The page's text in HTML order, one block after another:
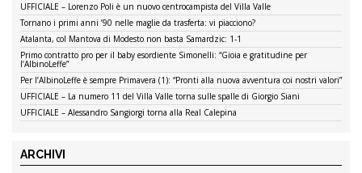
UFFICIALE – Lorenzo Poli è un nuovo centrocampista del Villa Valle
Tornano i primi anni ’90 nelle maglie da trasferta: vi piacciono?
Atalanta, col Mantova di Modesto non basta Samardzic: 1-1
Primo contratto pro per il baby esordiente Simonelli: “Gioia e gratitudine per
l’AlbinoLeffe”
Per l’AlbinoLeffe è sempre Primavera (1): “Pronti alla nuova avventura coi nostri valori”
UFFICIALE – La numero 11 del Villa Valle torna sulle spalle di Giorgio Siani
UFFICIALE – Alessandro Sangiorgi torna alla Real Calepina
ARCHIVI